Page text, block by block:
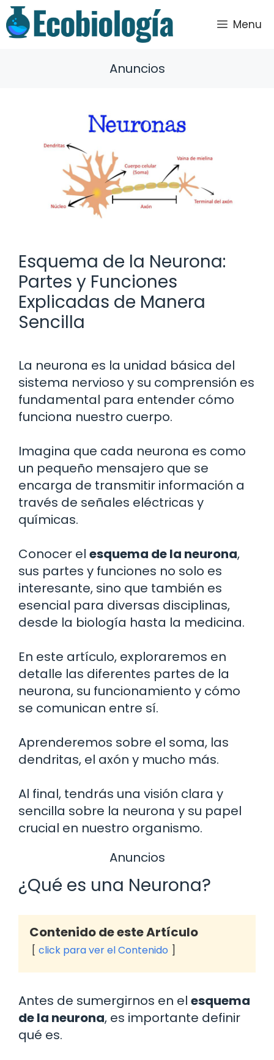
Saltar
al
contenido
Menu
Anuncios
Esquema de la Neurona:
Partes y Funciones
Explicadas de Manera
Sencilla
La neurona es la unidad básica del
sistema nervioso y su comprensión es
fundamental para entender cómo
funciona nuestro cuerpo.
Imagina que cada neurona es como
un pequeño mensajero que se
encarga de transmitir información a
través de señales eléctricas y
químicas.
Conocer el esquema de la neurona,
sus partes y funciones no solo es
interesante, sino que también es
esencial para diversas disciplinas,
desde la biología hasta la medicina.
En este artículo, exploraremos en
detalle las diferentes partes de la
neurona, su funcionamiento y cómo
se comunican entre sí.
Aprenderemos sobre el soma, las
dendritas, el axón y mucho más.
Al final, tendrás una visión clara y
sencilla sobre la neurona y su papel
crucial en nuestro organismo.
Anuncios
¿Qué es una Neurona?
Contenido de este Artículo
click para ver el Contenido
Antes de sumergirnos en el esquema
de la neurona, es importante definir
qué es.